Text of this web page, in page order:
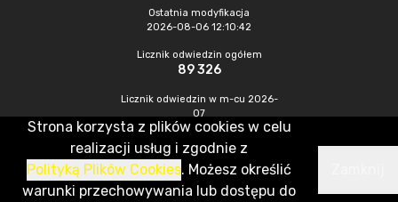
Ostatnia modyfikacja
2026-08-06 12:10:42
Licznik odwiedzin ogółem
89 326
Licznik odwiedzin w m-cu 2026-
07
547
CMS & Hosting: Nefeni Sp. z o.o.
Strona korzysta z plików cookies w celu
realizacji usług i zgodnie z
Polityką Plików Cookies. Możesz określić
warunki przechowywania lub dostępu do